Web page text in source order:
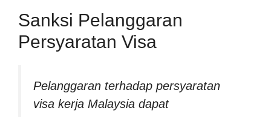
Sanksi Pelanggaran
Persyaratan Visa
Pelanggaran terhadap persyaratan
visa kerja Malaysia dapat